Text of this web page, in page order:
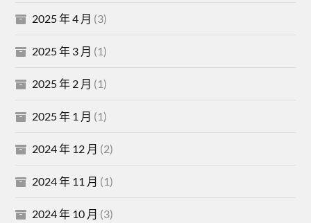
2025 年 4 月 (3)
2025 年 3 月 (1)
2025 年 2 月 (1)
2025 年 1 月 (1)
2024 年 12 月 (2)
2024 年 11 月 (1)
2024 年 10 月 (3)